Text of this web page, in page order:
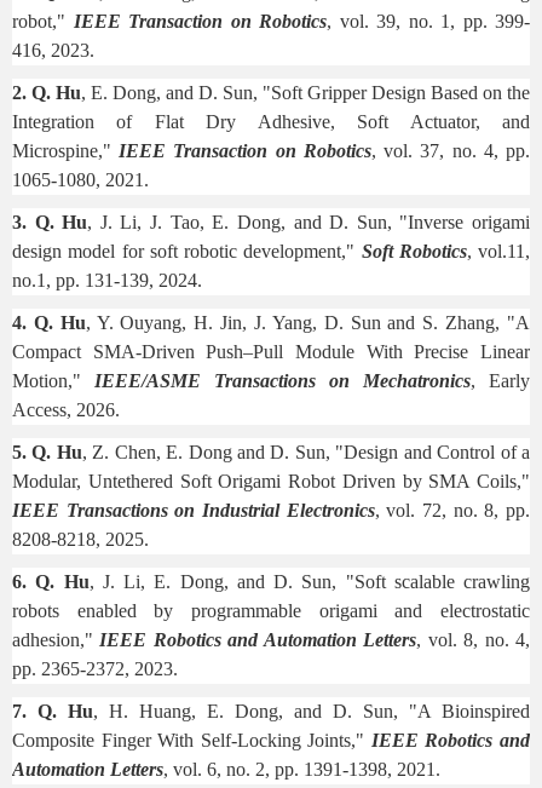
robot," IEEE Transaction on Robotics, vol. 39, no. 1, pp. 399-
416, 2023.
2. Q. Hu, E. Dong, and D. Sun, "Soft Gripper Design Based on the
Integration of Flat Dry Adhesive, Soft Actuator, and
Microspine," IEEE Transaction on Robotics, vol. 37, no. 4, pp.
1065-1080, 2021.
3. Q. Hu, J. Li, J. Tao, E. Dong, and D. Sun, "Inverse origami
design model for soft robotic development," Soft Robotics, vol.11,
no.1, pp. 131-139, 2024.
4. Q. Hu, Y. Ouyang, H. Jin, J. Yang, D. Sun and S. Zhang, "A
Compact SMA-Driven Push–Pull Module With Precise Linear
Motion," IEEE/ASME Transactions on Mechatronics, Early
Access, 2026.
5. Q. Hu, Z. Chen, E. Dong and D. Sun, "Design and Control of a
Modular, Untethered Soft Origami Robot Driven by SMA Coils,"
IEEE Transactions on Industrial Electronics, vol. 72, no. 8, pp.
8208-8218, 2025.
6. Q. Hu, J. Li, E. Dong, and D. Sun, "Soft scalable crawling
robots enabled by programmable origami and electrostatic
adhesion," IEEE Robotics and Automation Letters, vol. 8, no. 4,
pp. 2365-2372, 2023.
7. Q. Hu, H. Huang, E. Dong, and D. Sun, "A Bioinspired
Composite Finger With Self-Locking Joints," IEEE Robotics and
Automation Letters, vol. 6, no. 2, pp. 1391-1398, 2021.